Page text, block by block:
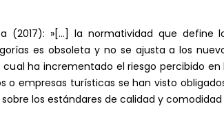
(2017): »[…] la normatividad que
es obsoleta y no se ajusta a los
ha incrementado el riesgo percibido
o empresas turísticas se han visto
los estándares de calidad y